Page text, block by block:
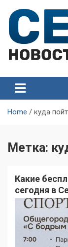
content
Севастополя
Home куда
Метка:
Какие
сегодня в